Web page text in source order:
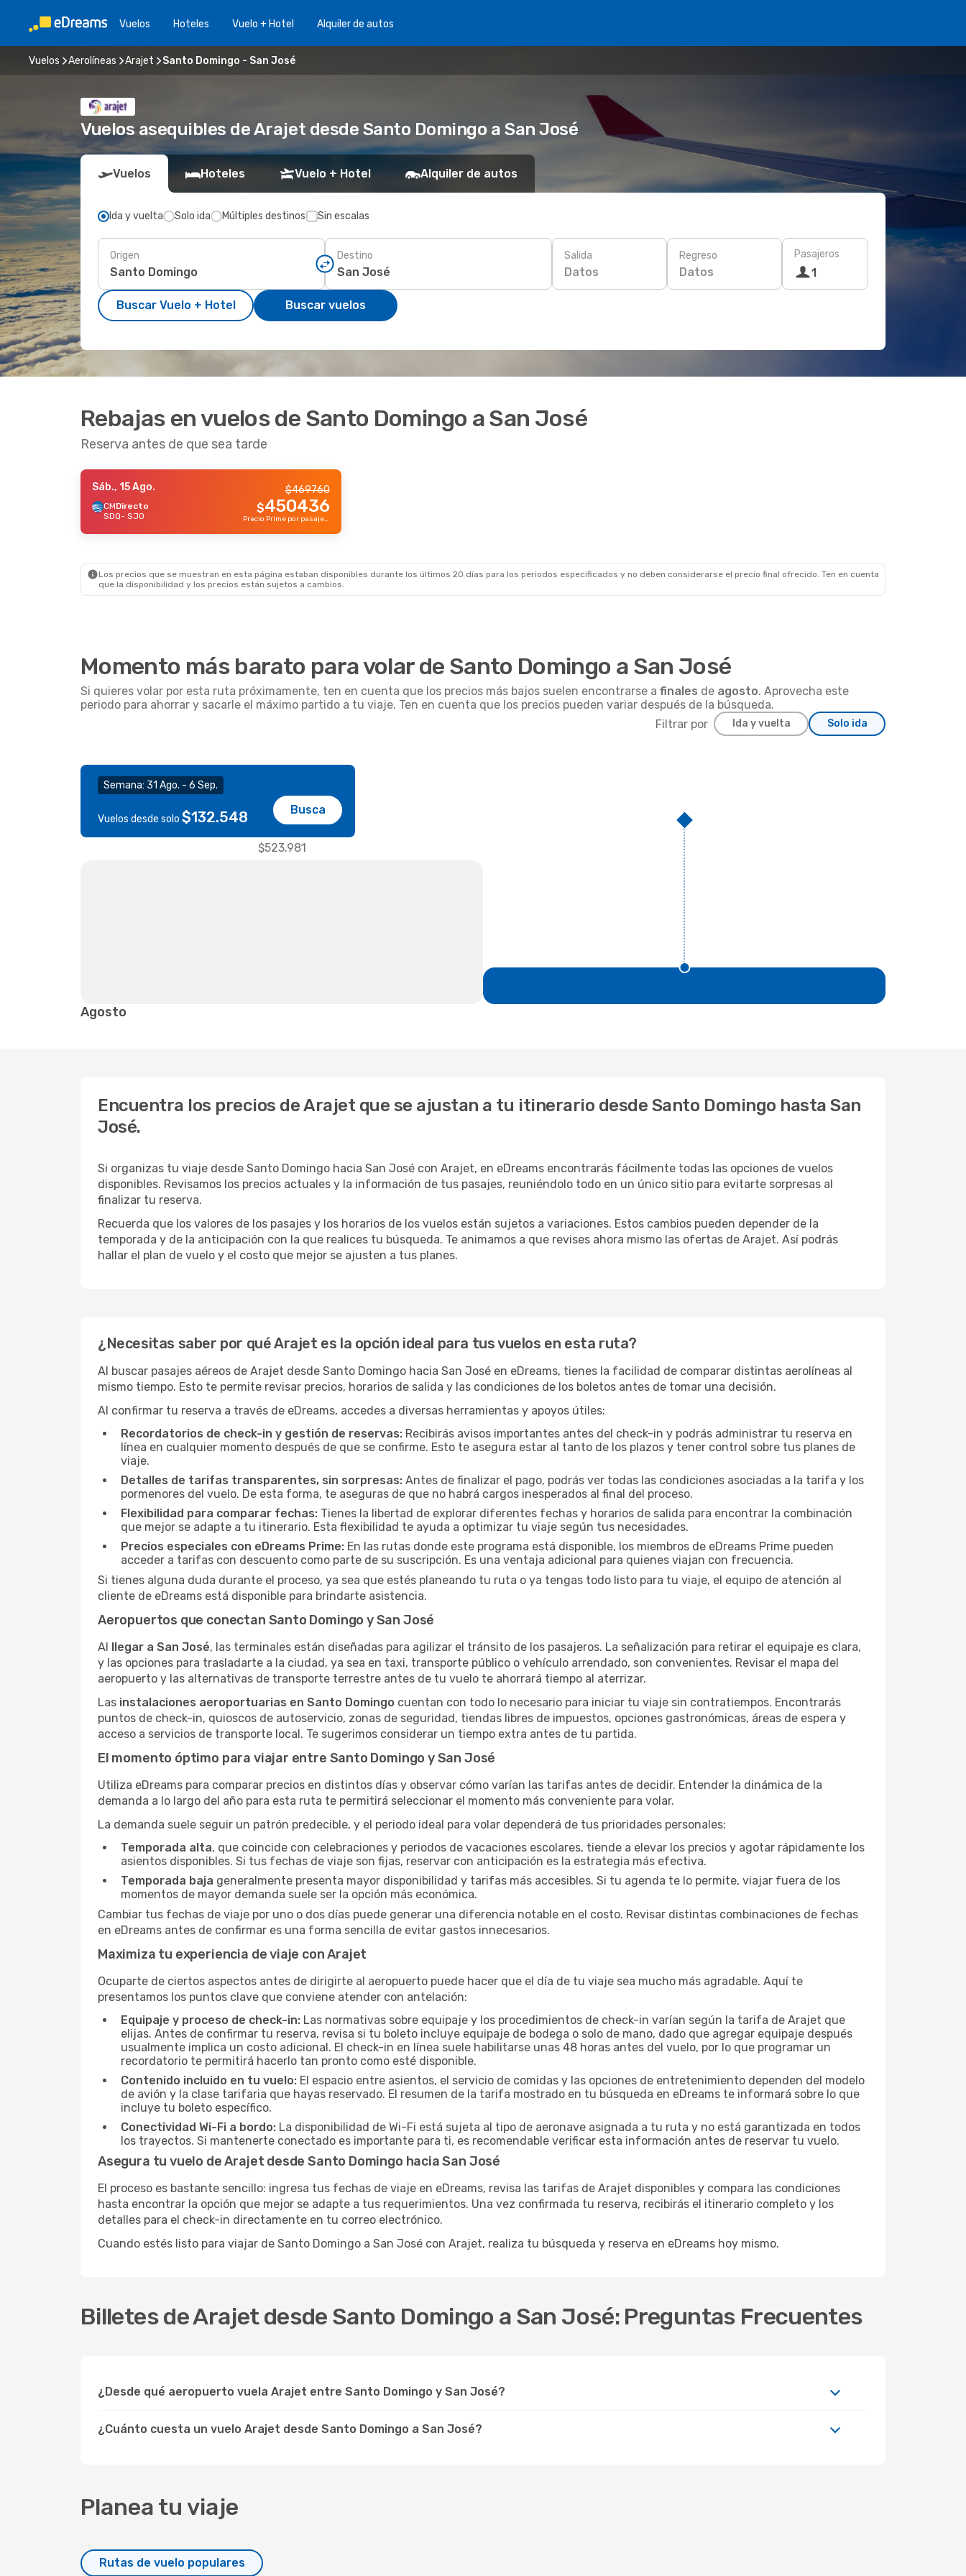
Vuelos Hoteles Vuelo + Hotel Alquiler de autos
Vuelos Aerolíneas Arajet Santo Domingo - San José
Vuelos asequibles de Arajet desde Santo Domingo a San José
Vuelos Hoteles Vuelo + Hotel Alquiler de autos
Ida y vuelta Solo ida Múltiples destinos Sin escalas
Origen Destino Salida
Datos
Regreso
Datos
Pasajeros
1
Buscar Vuelo + Hotel Buscar vuelos
Rebajas en vuelos de Santo Domingo a San José
Reserva antes de que sea tarde
Sáb., 15 Ago.
CMDirecto
SDQ- SJO
469760
$
450436
$
Precio Prime por pasajero
Los precios que se muestran en esta página estaban disponibles durante los últimos 20 días para los periodos especificados y no deben considerarse el precio final ofrecido. Ten en cuenta
que la disponibilidad y los precios están sujetos a cambios.
Momento más barato para volar de Santo Domingo a San José
Si quieres volar por esta ruta próximamente, ten en cuenta que los precios más bajos suelen encontrarse a finales de agosto. Aprovecha este
periodo para ahorrar y sacarle el máximo partido a tu viaje. Ten en cuenta que los precios pueden variar después de la búsqueda.
Filtrar por
Ida y vuelta Solo ida
Semana: 31 Ago. - 6 Sep.
Vuelos desde solo $132.548 Busca
$523.981
Agosto
Encuentra los precios de Arajet que se ajustan a tu itinerario desde Santo Domingo hasta San
José.
Si organizas tu viaje desde Santo Domingo hacia San José con Arajet, en eDreams encontrarás fácilmente todas las opciones de vuelos
disponibles. Revisamos los precios actuales y la información de tus pasajes, reuniéndolo todo en un único sitio para evitarte sorpresas al
finalizar tu reserva.
Recuerda que los valores de los pasajes y los horarios de los vuelos están sujetos a variaciones. Estos cambios pueden depender de la
temporada y de la anticipación con la que realices tu búsqueda. Te animamos a que revises ahora mismo las ofertas de Arajet. Así podrás
hallar el plan de vuelo y el costo que mejor se ajusten a tus planes.
¿Necesitas saber por qué Arajet es la opción ideal para tus vuelos en esta ruta?
Al buscar pasajes aéreos de Arajet desde Santo Domingo hacia San José en eDreams, tienes la facilidad de comparar distintas aerolíneas al
mismo tiempo. Esto te permite revisar precios, horarios de salida y las condiciones de los boletos antes de tomar una decisión.
Al confirmar tu reserva a través de eDreams, accedes a diversas herramientas y apoyos útiles:
Recordatorios de check-in y gestión de reservas: Recibirás avisos importantes antes del check-in y podrás administrar tu reserva en
línea en cualquier momento después de que se confirme. Esto te asegura estar al tanto de los plazos y tener control sobre tus planes de
viaje.
Detalles de tarifas transparentes, sin sorpresas: Antes de finalizar el pago, podrás ver todas las condiciones asociadas a la tarifa y los
pormenores del vuelo. De esta forma, te aseguras de que no habrá cargos inesperados al final del proceso.
Flexibilidad para comparar fechas: Tienes la libertad de explorar diferentes fechas y horarios de salida para encontrar la combinación
que mejor se adapte a tu itinerario. Esta flexibilidad te ayuda a optimizar tu viaje según tus necesidades.
Precios especiales con eDreams Prime: En las rutas donde este programa está disponible, los miembros de eDreams Prime pueden
acceder a tarifas con descuento como parte de su suscripción. Es una ventaja adicional para quienes viajan con frecuencia.
Si tienes alguna duda durante el proceso, ya sea que estés planeando tu ruta o ya tengas todo listo para tu viaje, el equipo de atención al
cliente de eDreams está disponible para brindarte asistencia.
Aeropuertos que conectan Santo Domingo y San José
Al llegar a San José, las terminales están diseñadas para agilizar el tránsito de los pasajeros. La señalización para retirar el equipaje es clara,
y las opciones para trasladarte a la ciudad, ya sea en taxi, transporte público o vehículo arrendado, son convenientes. Revisar el mapa del
aeropuerto y las alternativas de transporte terrestre antes de tu vuelo te ahorrará tiempo al aterrizar.
Las instalaciones aeroportuarias en Santo Domingo cuentan con todo lo necesario para iniciar tu viaje sin contratiempos. Encontrarás
puntos de check-in, quioscos de autoservicio, zonas de seguridad, tiendas libres de impuestos, opciones gastronómicas, áreas de espera y
acceso a servicios de transporte local. Te sugerimos considerar un tiempo extra antes de tu partida.
El momento óptimo para viajar entre Santo Domingo y San José
Utiliza eDreams para comparar precios en distintos días y observar cómo varían las tarifas antes de decidir. Entender la dinámica de la
demanda a lo largo del año para esta ruta te permitirá seleccionar el momento más conveniente para volar.
La demanda suele seguir un patrón predecible, y el periodo ideal para volar dependerá de tus prioridades personales:
Temporada alta, que coincide con celebraciones y periodos de vacaciones escolares, tiende a elevar los precios y agotar rápidamente los
asientos disponibles. Si tus fechas de viaje son fijas, reservar con anticipación es la estrategia más efectiva.
Temporada baja generalmente presenta mayor disponibilidad y tarifas más accesibles. Si tu agenda te lo permite, viajar fuera de los
momentos de mayor demanda suele ser la opción más económica.
Cambiar tus fechas de viaje por uno o dos días puede generar una diferencia notable en el costo. Revisar distintas combinaciones de fechas
en eDreams antes de confirmar es una forma sencilla de evitar gastos innecesarios.
Maximiza tu experiencia de viaje con Arajet
Ocuparte de ciertos aspectos antes de dirigirte al aeropuerto puede hacer que el día de tu viaje sea mucho más agradable. Aquí te
presentamos los puntos clave que conviene atender con antelación:
Equipaje y proceso de check-in: Las normativas sobre equipaje y los procedimientos de check-in varían según la tarifa de Arajet que
elijas. Antes de confirmar tu reserva, revisa si tu boleto incluye equipaje de bodega o solo de mano, dado que agregar equipaje después
usualmente implica un costo adicional. El check-in en línea suele habilitarse unas 48 horas antes del vuelo, por lo que programar un
recordatorio te permitirá hacerlo tan pronto como esté disponible.
Contenido incluido en tu vuelo: El espacio entre asientos, el servicio de comidas y las opciones de entretenimiento dependen del modelo
de avión y la clase tarifaria que hayas reservado. El resumen de la tarifa mostrado en tu búsqueda en eDreams te informará sobre lo que
incluye tu boleto específico.
Conectividad Wi-Fi a bordo: La disponibilidad de Wi-Fi está sujeta al tipo de aeronave asignada a tu ruta y no está garantizada en todos
los trayectos. Si mantenerte conectado es importante para ti, es recomendable verificar esta información antes de reservar tu vuelo.
Asegura tu vuelo de Arajet desde Santo Domingo hacia San José
El proceso es bastante sencillo: ingresa tus fechas de viaje en eDreams, revisa las tarifas de Arajet disponibles y compara las condiciones
hasta encontrar la opción que mejor se adapte a tus requerimientos. Una vez confirmada tu reserva, recibirás el itinerario completo y los
detalles para el check-in directamente en tu correo electrónico.
Cuando estés listo para viajar de Santo Domingo a San José con Arajet, realiza tu búsqueda y reserva en eDreams hoy mismo.
Billetes de Arajet desde Santo Domingo a San José: Preguntas Frecuentes
¿Desde qué aeropuerto vuela Arajet entre Santo Domingo y San José?
¿Cuánto cuesta un vuelo Arajet desde Santo Domingo a San José?
Planea tu viaje
Rutas de vuelo populares